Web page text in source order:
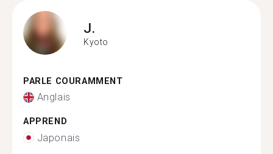
J.
Kyoto
PARLE COURAMMENT
Anglais
APPREND
Japonais